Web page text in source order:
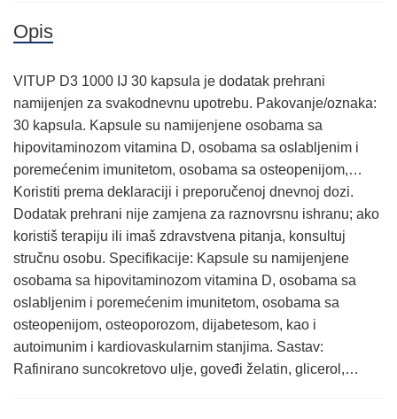
Opis
VITUP D3 1000 IJ 30 kapsula je dodatak prehrani
namijenjen za svakodnevnu upotrebu. Pakovanje/oznaka:
30 kapsula. Kapsule su namijenjene osobama sa
hipovitaminozom vitamina D, osobama sa oslabljenim i
poremećenim imunitetom, osobama sa osteopenijom,…
Koristiti prema deklaraciji i preporučenoj dnevnoj dozi.
Dodatak prehrani nije zamjena za raznovrsnu ishranu; ako
koristiš terapiju ili imaš zdravstvena pitanja, konsultuj
stručnu osobu. Specifikacije: Kapsule su namijenjene
osobama sa hipovitaminozom vitamina D, osobama sa
oslabljenim i poremećenim imunitetom, osobama sa
osteopenijom, osteoporozom, dijabetesom, kao i
autoimunim i kardiovaskularnim stanjima. Sastav:
Rafinirano suncokretovo ulje, goveđi želatin, glicerol,…